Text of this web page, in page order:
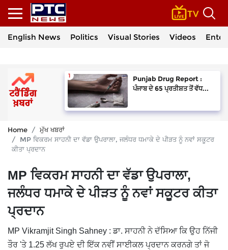
English News Politics Visual Stories Videos
Punjab Drug Report :
ਪੰਜਾਬ ਦੇ 65 ਪ੍ਰਤੀਸ਼ਤ ਤੋਂ ਵੱਧ...
Home
ਮੁੱਖ ਖਬਰਾਂ
MP ਵਿਕਰਮ ਸਾਹਨੀ ਦਾ ਵੱਡਾ ਉਪਰਾਲਾ, ਜਲੰਧਰ ਧਮਾਕੇ ਦੇ ਪੀੜਤ ਨੂੰ ਨਵਾਂ ਸਕੂਟਰ
ਕੀਤਾ ਪ੍ਰਦਾਨ
MP ਵਿਕਰਮ ਸਾਹਨੀ ਦਾ ਵੱਡਾ ਉਪਰਾਲਾ,
ਜਲੰਧਰ ਧਮਾਕੇ ਦੇ ਪੀੜਤ ਨੂੰ ਨਵਾਂ ਸਕੂਟਰ ਕੀਤਾ
ਪ੍ਰਦਾਨ
MP Vikramjit Singh Sahney : ਡਾ. ਸਾਹਨੀ ਨੇ ਦੱਸਿਆ ਕਿ ਉਹ ਨਿੱਜੀ
ਤੌਰ 'ਤੇ 1.25 ਲੱਖ ਰੁਪਏ ਦੀ ਇੱਕ ਨਵੀਂ ਸਾਈਕਲ ਪ੍ਰਦਾਨ ਕਰਨਗੇ ਤਾਂ ਜੋ